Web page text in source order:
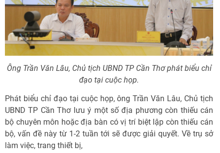
Ông Trần Văn Lâu, Chủ tịch UBND TP Cần Thơ phát biểu chỉ
đạo tại cuộc họp.
Phát biểu chỉ đạo tại cuộc họp, ông Trần Văn Lâu, Chủ tịch
UBND TP Cần Thơ lưu ý một số địa phương còn thiếu cán
bộ chuyên môn hoặc địa bàn có vị trí biệt lập còn thiếu cán
bộ, vấn đề này từ 1-2 tuần tới sẽ được giải quyết. Về trụ sở
làm việc, trang thiết bị,